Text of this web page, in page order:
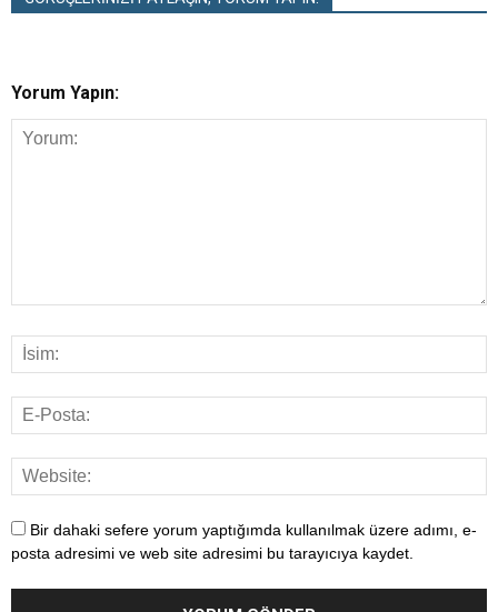
Yorum Yapın:
Bir dahaki sefere yorum yaptığımda kullanılmak üzere adımı, e-
posta adresimi ve web site adresimi bu tarayıcıya kaydet.